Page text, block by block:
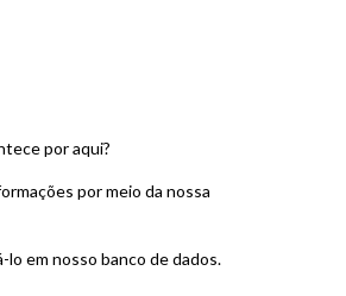
por aqui?
por meio da nossa
em nosso banco de dados.